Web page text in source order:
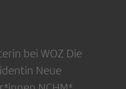
bei WOZ Die
Neue